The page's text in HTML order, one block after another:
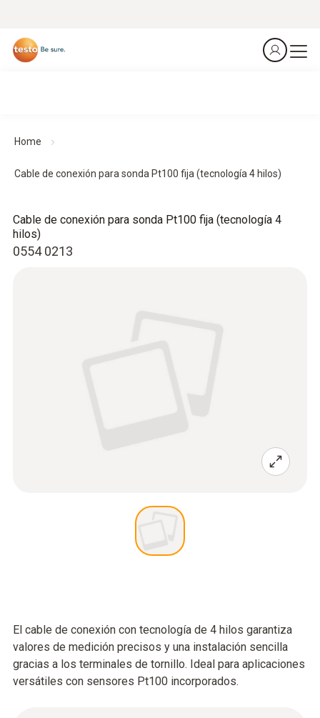
Home
Cable de conexión para sonda Pt100 fija (tecnología 4 hilos)
0554 0213
Cable de conexión para sonda Pt100 fija (tecnología 4
hilos)
El cable de conexión con tecnología de 4 hilos garantiza
valores de medición precisos y una instalación sencilla
gracias a los terminales de tornillo. Ideal para aplicaciones
versátiles con sensores Pt100 incorporados.